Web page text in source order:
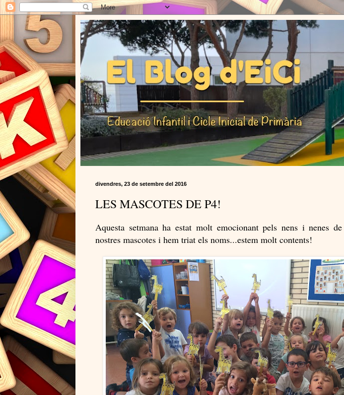
divendres, 23 de setembre del 2016
LES MASCOTES DE P4!
Aquesta setmana ha estat molt emocionant pels nens i nenes
nostres mascotes i hem triat els noms...estem molt contents!